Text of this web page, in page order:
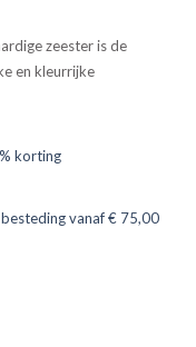
zeester is de
en kleurrijke
korting
vanaf € 75,00